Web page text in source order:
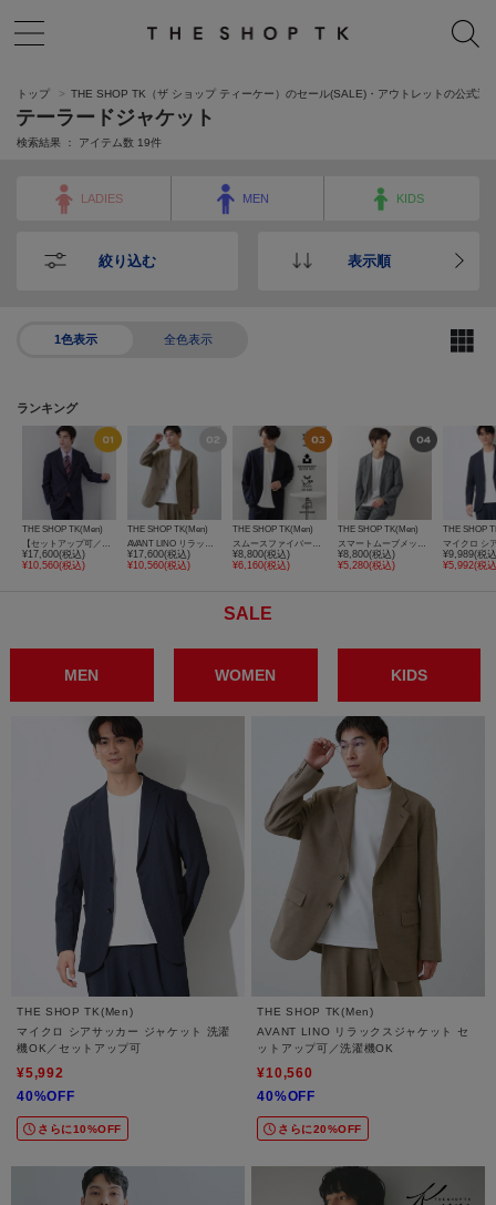
トップ THE SHOP TK（ザ ショップ ティーケー）のセール(SALE)・アウトレットの公式通
テーラードジャケット
検索結果 ： アイテム数 19件
LADIES MEN KIDS
絞り込む 表示順
1色表示 全色表示
ランキング
THE SHOP TK(Men)
¥17,600(税込)
¥10,560(税込)
THE SHOP TK(Men)
¥17,600(税込)
¥10,560(税込)
THE SHOP TK(Men)
¥8,800(税込)
¥6,160(税込)
THE SHOP TK(Men)
¥8,800(税込)
¥5,280(税込)
THE SHOP
¥9,989(税
¥5,992(税
SALE
MEN WOMEN KIDS
THE SHOP TK(Men)
マイクロ シアサッカー ジャケット 洗濯
機OK／セットアップ可
¥5,992
40%OFF
さらに10%OFF
THE SHOP TK(Men)
AVANT LINO リラックスジャケット セ
ットアップ可／洗濯機OK
¥10,560
40%OFF
さらに20%OFF